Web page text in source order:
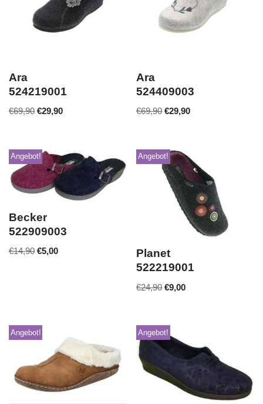
Ara
524219001
€69,90 €29,90
Ara
524409003
€69,90 €29,90
Angebot!
Becker
522909003
€14,90 €5,00
Angebot!
Planet
522219001
€24,90 €9,00
Angebot! Angebot!